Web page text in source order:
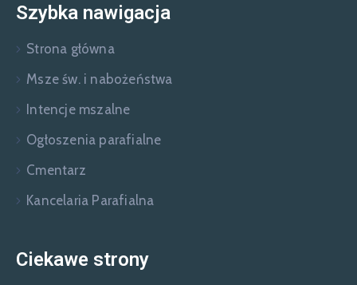
Szybka nawigacja
Strona główna
Msze św. i nabożeństwa
Intencje mszalne
Ogłoszenia parafialne
Cmentarz
Kancelaria Parafialna
Ciekawe strony